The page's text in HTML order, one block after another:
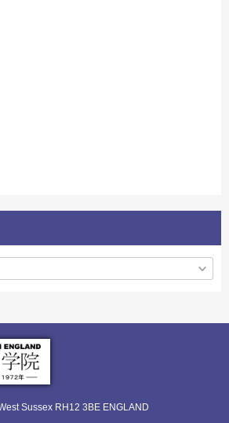
Sussex RH12 3BE ENGLAND